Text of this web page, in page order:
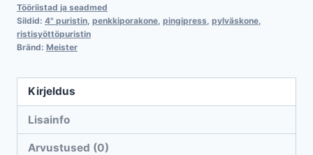
Tööriistad ja seadmed
Sildid: 4" puristin penkkiporakone pingipress pylväskone
ristisyöttöpuristin
Bränd: Meister
Kirjeldus
Lisainfo
Arvustused (0)